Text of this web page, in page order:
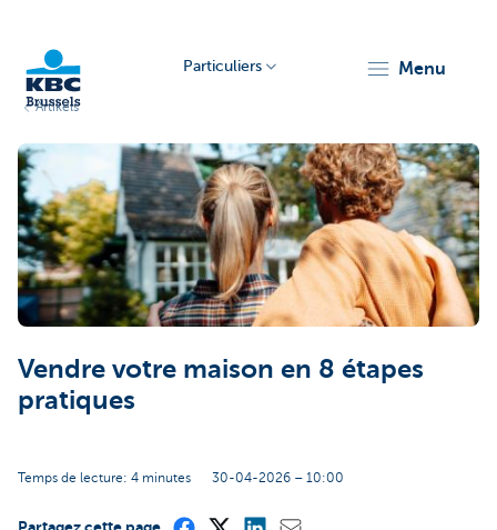
Brussels
Particuliers menu
Artikels
Vendre votre maison en 8 étapes
pratiques
Temps de lecture: 4 minutes 30-04-2026 – 10:00
Partagez cette page